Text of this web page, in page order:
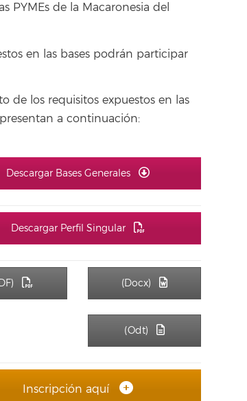
PYMEs de la Macaronesia del
en las bases podrán participar
de los requisitos expuestos en las
a continuación:
Descargar Bases Generales
Descargar Perfil Singular
(Docx)
(Odt)
Inscripción aquí